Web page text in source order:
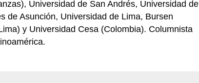
Universidad de San Andrés, Universidad de
de Asunción, Universidad de Lima, Bursen
y Universidad Cesa (Colombia). Columnista